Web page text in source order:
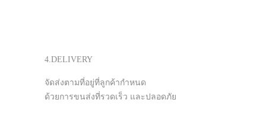
4.DELIVERY
จัดส่งตามที่อยู่ที่ลูกค้ากำหนด
ด้วยการขนส่งที่รวดเร็ว และปลอดภัย